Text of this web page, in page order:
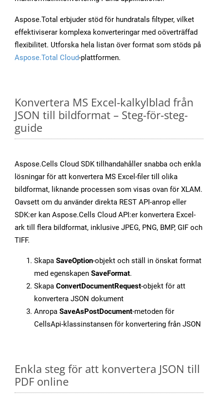
Aspose.Total erbjuder stöd för hundratals filtyper, vilket
effektiviserar komplexa konverteringar med oöverträffad
flexibilitet. Utforska hela listan över format som stöds på
Aspose.Total Cloud-plattformen.
Konvertera MS Excel-kalkylblad från
JSON till bildformat – Steg-för-steg-
guide
Aspose.Cells Cloud SDK tillhandahåller snabba och enkla
lösningar för att konvertera MS Excel-filer till olika
bildformat, liknande processen som visas ovan för XLAM.
Oavsett om du använder direkta REST API-anrop eller
SDK:er kan Aspose.Cells Cloud API:er konvertera Excel-
ark till flera bildformat, inklusive JPEG, PNG, BMP, GIF och
TIFF.
Skapa SaveOption-objekt och ställ in önskat format
med egenskapen SaveFormat.
Skapa ConvertDocumentRequest-objekt för att
konvertera JSON dokument
Anropa SaveAsPostDocument-metoden för
CellsApi-klassinstansen för konvertering från JSON
Enkla steg för att konvertera JSON till
PDF online